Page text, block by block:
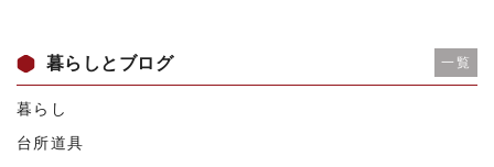
暮らしとブログ 一覧
暮らし
台所道具